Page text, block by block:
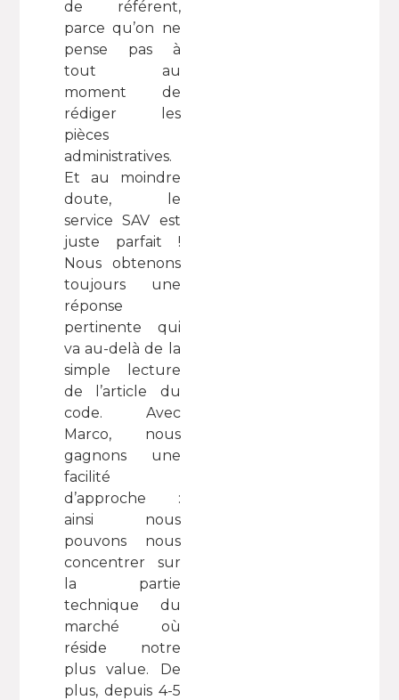
de référent,
parce qu’on ne
pense pas à
tout au
moment de
rédiger les
pièces
administratives.
Et au moindre
doute, le
service SAV est
juste parfait !
Nous obtenons
toujours une
réponse
pertinente qui
va au-delà de la
simple lecture
de l’article du
code. Avec
Marco, nous
gagnons une
facilité
d’approche :
ainsi nous
pouvons nous
concentrer sur
la partie
technique du
marché où
réside notre
plus value. De
plus, depuis 4-5